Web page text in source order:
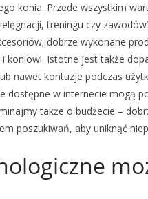
konia. Przede wszystkim
treningu czy
dobrze wykonane
Istotne jest także
nawet kontuzje podczas
dostępne w internecie mogą
także o budżecie –
poszukiwań, aby uniknąć